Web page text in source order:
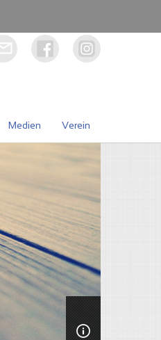
Medien Verein